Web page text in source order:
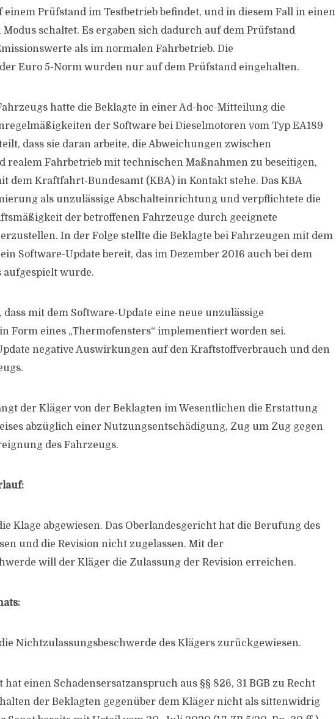
einem Prüfstand im Testbetrieb befindet, und in diesem Fall in einen
schaltet. Es ergaben sich dadurch auf dem Prüfstand
als im normalen Fahrbetrieb. Die
Euro 5-Norm wurden nur auf dem Prüfstand eingehalten.
hatte die Beklagte in einer Ad-hoc-Mitteilung die
der Software bei Dieselmotoren vom Typ EA189
dass sie daran arbeite, die Abweichungen zwischen
realem Fahrbetrieb mit technischen Maßnahmen zu beseitigen,
dem Kraftfahrt-Bundesamt (KBA) in Kontakt stehe. Das KBA
als unzulässige Abschalteinrichtung und verpflichtete die
der betroffenen Fahrzeuge durch geeignete
In der Folge stellte die Beklagte bei Fahrzeugen mit dem
Software-Update bereit, das im Dezember 2016 auch bei dem
aufgespielt wurde.
dass mit dem Software-Update eine neue unzulässige
Form eines „Thermofensters“ implementiert worden sei.
negative Auswirkungen auf den Kraftstoffverbrauch und den
der Kläger von der Beklagten im Wesentlichen die Erstattung
abzüglich einer Nutzungsentschädigung, Zug um Zug gegen
des Fahrzeugs.
Klage abgewiesen. Das Oberlandesgericht hat die Berufung des
und die Revision nicht zugelassen. Mit der
will der Kläger die Zulassung der Revision erreichen.
Nichtzulassungsbeschwerde des Klägers zurückgewiesen.
einen Schadensersatzanspruch aus §§ 826, 31 BGB zu Recht
der Beklagten gegenüber dem Kläger nicht als sittenwidrig